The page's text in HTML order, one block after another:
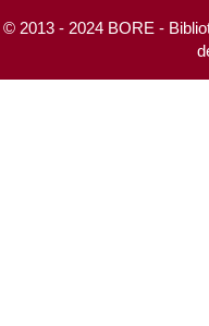
© 2013 - 2024 BORE -